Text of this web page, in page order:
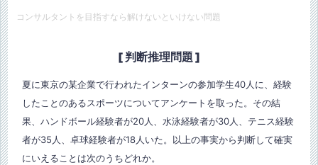
コンサルタントを目指すなら解けないといけない問題
[ 判断推理問題 ]
夏に東京の某企業で行われたインターンの参加学生40人に、経験
したことのあるスポーツについてアンケートを取った。その結
果、ハンドボール経験者が20人、水泳経験者が30人、テニス経験
者が35人、卓球経験者が18人いた。以上の事実から判断して確実
にいえることは次のうちどれか。